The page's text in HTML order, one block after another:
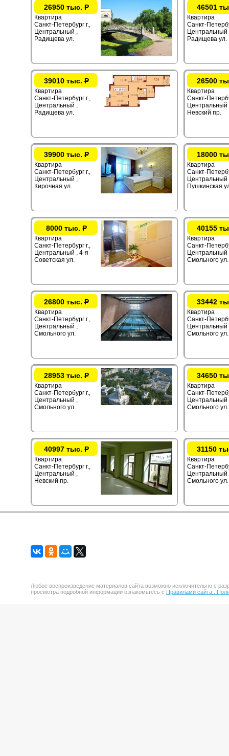
26950 тыс.Р
Квартира
Санкт-Петербург г.,
Центральный ,
Радищева ул.
46501
Квартира
Санкт-
Центральный
Радищева ул.
39010 тыс.Р
Квартира
Санкт-Петербург г.,
Центральный ,
Радищева ул.
26500
Квартира
Санкт-
Центральный
Невский пр.
39900 тыс.Р
Квартира
Санкт-Петербург г.,
Центральный ,
Кирочная ул.
18000
Квартира
Санкт-
Центральный
Пушкинская
8000 тыс.Р
Квартира
Санкт-Петербург г.,
Центральный , 4-я
Советская ул.
40155
Квартира
Санкт-
Центральный
Смольного ул.
26800 тыс.Р
Квартира
Санкт-Петербург г.,
Центральный ,
Смольного ул.
33442
Квартира
Санкт-
Центральный
Смольного ул.
28953 тыс.Р
Квартира
Санкт-Петербург г.,
Центральный ,
Смольного ул.
34650
Квартира
Санкт-
Центральный
Смольного ул.
40997 тыс.Р
Квартира
Санкт-Петербург г.,
Центральный ,
Невский пр.
31150
Квартира
Санкт-
Центральный
Смольного ул.
Любое воспроизведение материалов сайта возможно исключительно с
просмотра подробной информации ознакомьтесь с Правилами сайта .